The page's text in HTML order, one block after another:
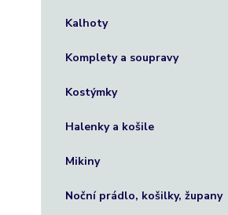
Kalhoty
Komplety a soupravy
Kostýmky
Halenky a košile
Mikiny
Noční prádlo, košilky, župany